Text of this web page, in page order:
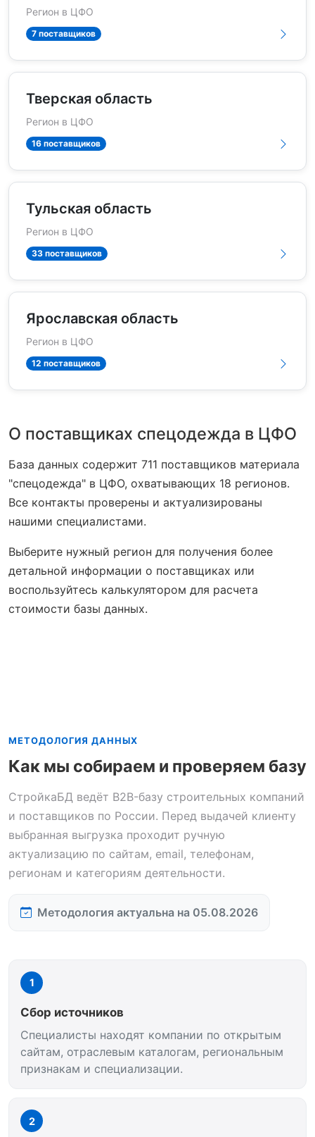
Регион в ЦФО
7 поставщиков
Тверская область
Регион в ЦФО
16 поставщиков
Тульская область
Регион в ЦФО
33 поставщиков
Ярославская область
Регион в ЦФО
12 поставщиков
О поставщиках спецодежда в ЦФО
База данных содержит 711 поставщиков материала
"спецодежда" в ЦФО, охватывающих 18 регионов.
Все контакты проверены и актуализированы
нашими специалистами.
Выберите нужный регион для получения более
детальной информации о поставщиках или
воспользуйтесь калькулятором для расчета
стоимости базы данных.
МЕТОДОЛОГИЯ ДАННЫХ
Как мы собираем и проверяем базу
СтройкаБД ведёт B2B-базу строительных компаний
и поставщиков по России. Перед выдачей клиенту
выбранная выгрузка проходит ручную
актуализацию по сайтам, email, телефонам,
регионам и категориям деятельности.
Методология актуальна на 05.08.2026
1
Сбор источников
Специалисты находят компании по открытым
сайтам, отраслевым каталогам, региональным
признакам и специализации.
2